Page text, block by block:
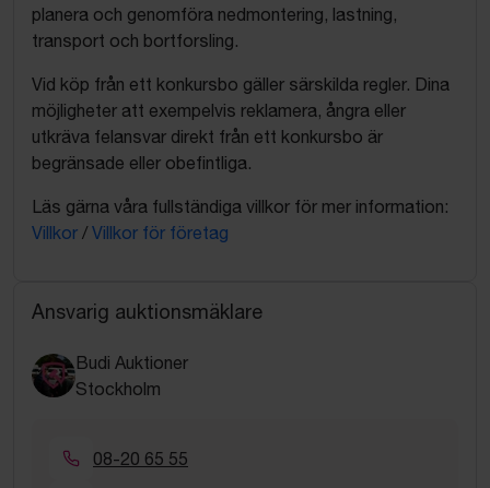
planera och genomföra nedmontering, lastning,
transport och bortforsling.
Vid köp från ett konkursbo gäller särskilda regler. Dina
möjligheter att exempelvis reklamera, ångra eller
utkräva felansvar direkt från ett konkursbo är
begränsade eller obefintliga.
Läs gärna våra fullständiga villkor för mer information:
Villkor / Villkor för företag
Ansvarig auktionsmäklare
Budi Auktioner
Stockholm
08-20 65 55